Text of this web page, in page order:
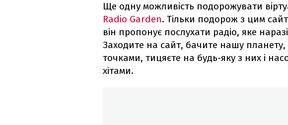
Ще одну можливість подорожувати
Radio Garden. Тільки подорож з цим
він пропонує послухати радіо, яке
Заходите на сайт, бачите нашу
точками, тицяєте на будь-яку з них і
хітами.